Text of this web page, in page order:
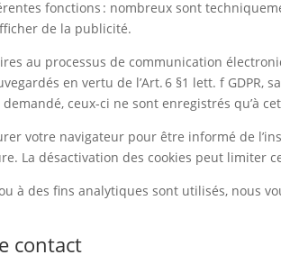
fonctions : nombreux sont
de la publicité.
au processus de communication
en vertu de l’Art. 6 §1 lett. f
ceux-ci ne sont enregistrés qu’à
votre navigateur pour être informé de
La désactivation des cookies peut limiter
à des fins analytiques sont utilisés, nous
contact